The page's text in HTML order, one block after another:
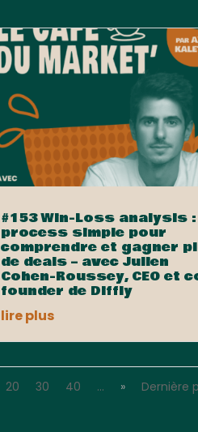
#153 Win-Loss analysis :
process simple pour
comprendre et gagner
de deals – avec Julien
Cohen-Roussey, CEO et
founder de Diffly
lire plus
20 30 40 … » Dernière